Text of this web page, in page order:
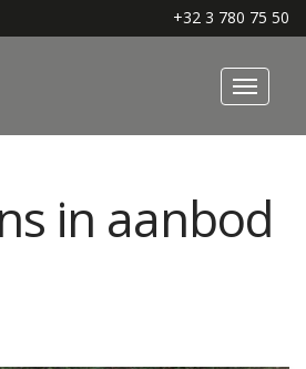
+32 3 780 75 50
in aanbod